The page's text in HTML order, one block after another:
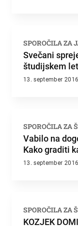
SPOROČILA ZA
Svečani
študijskem
13. september 2016
SPOROČILA ZA
Vabilo na
Kako graditi
13. september 2016
SPOROČILA ZA
KOZJEK